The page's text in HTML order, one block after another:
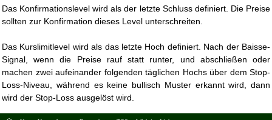
Das Konfirmationslevel wird als der letzte Schluss definiert. Die Preise
sollten zur Konfirmation dieses Level unterschreiten.
Das Kurslimitlevel wird als das letzte Hoch definiert. Nach der Baisse-
Signal, wenn die Preise rauf statt runter, und abschließen oder
machen zwei aufeinander folgenden täglichen Hochs über dem Stop-
Loss-Niveau, während es keine bullisch Muster erkannt wird, dann
wird der Stop-Loss ausgelöst wird.